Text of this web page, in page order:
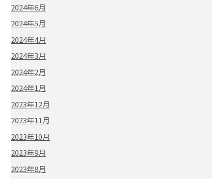
2024年6月
2024年5月
2024年4月
2024年3月
2024年2月
2024年1月
2023年12月
2023年11月
2023年10月
2023年9月
2023年8月